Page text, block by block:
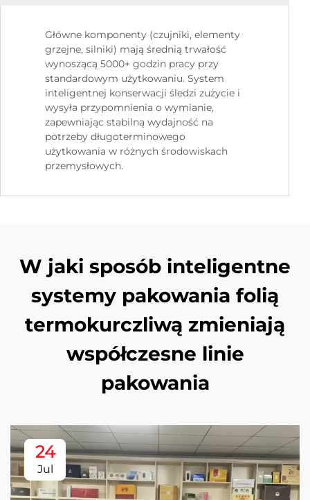
Główne komponenty (czujniki, elementy
grzejne, silniki) mają średnią trwałość
wynoszącą 5000+ godzin pracy przy
standardowym użytkowaniu. System
inteligentnej konserwacji śledzi zużycie i
wysyła przypomnienia o wymianie,
zapewniając stabilną wydajność na
potrzeby długoterminowego
użytkowania w różnych środowiskach
przemysłowych.
W jaki sposób inteligentne
systemy pakowania folią
termokurczliwą zmieniają
współczesne linie
pakowania
24
Jul